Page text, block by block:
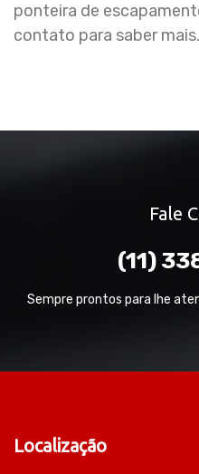
ponteira de
contato para saber mais.
Fale
(11)
Sempre prontos para lhe
Localização